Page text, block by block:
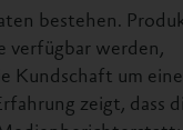
bestehen.
werden,
Kundschaft um eine
zeigt, dass